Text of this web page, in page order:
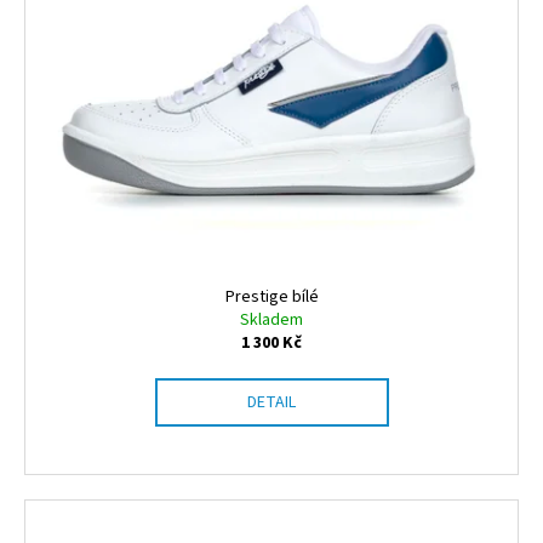
Prestige bílé
Skladem
1 300 Kč
DETAIL